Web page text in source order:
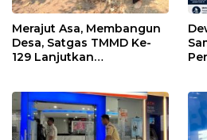
Merajut Asa, Membangun
Desa, Satgas TMMD Ke-
129 Lanjutkan